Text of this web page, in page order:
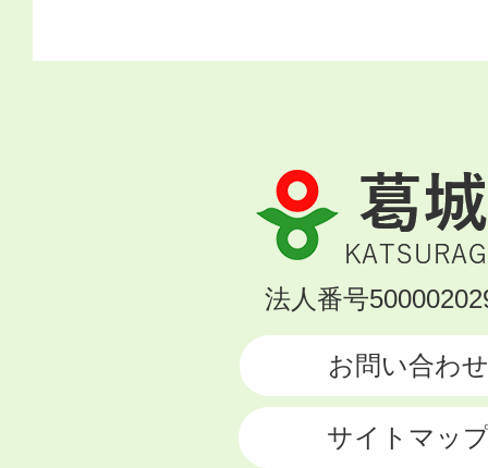
葛
城
市
KATSURAGI
CITY
法人番号
お問い合わせ
サイトマッ